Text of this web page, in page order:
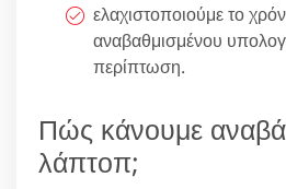
ελαχιστοποιούμε το
αναβαθμισμένου
περίπτωση.
Πώς κάνουμε
λάπτοπ;